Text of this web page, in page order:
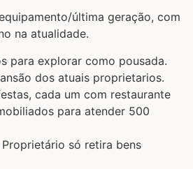
última geração, com
na atualidade.
para explorar como pousada.
dos atuais proprietarios.
cada um com restaurante
para atender 500
só retira bens